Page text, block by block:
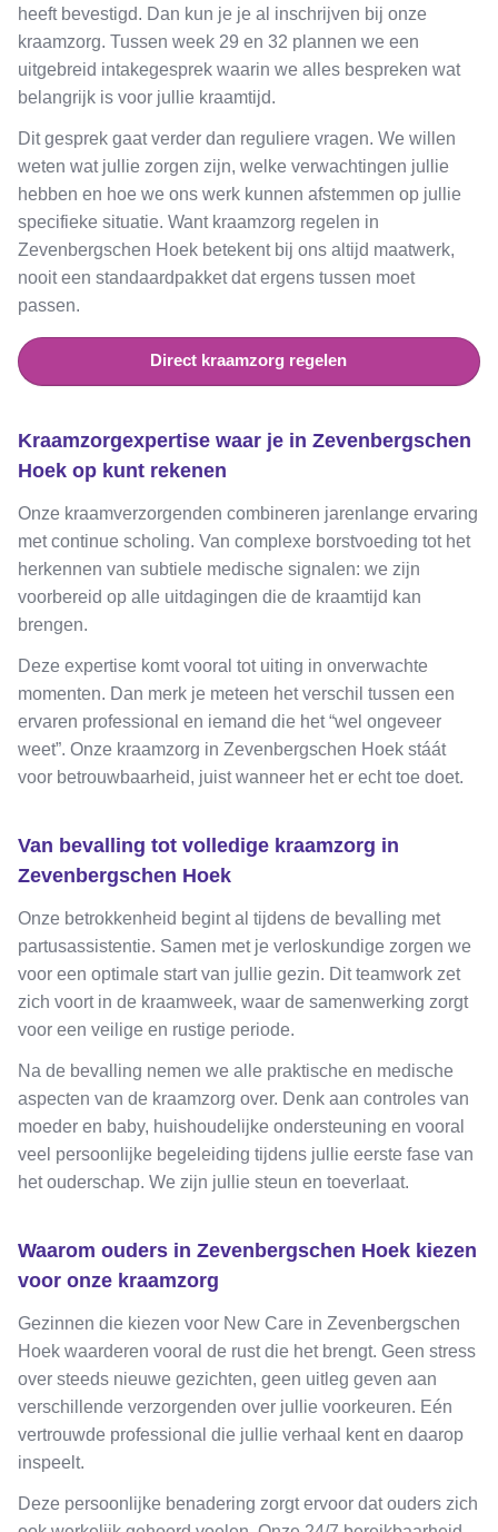
heeft bevestigd. Dan kun je je al inschrijven bij onze
kraamzorg. Tussen week 29 en 32 plannen we een
uitgebreid intakegesprek waarin we alles bespreken wat
belangrijk is voor jullie kraamtijd.
Dit gesprek gaat verder dan reguliere vragen. We willen
weten wat jullie zorgen zijn, welke verwachtingen jullie
hebben en hoe we ons werk kunnen afstemmen op jullie
specifieke situatie. Want kraamzorg regelen in
Zevenbergschen Hoek betekent bij ons altijd maatwerk,
nooit een standaardpakket dat ergens tussen moet
passen.
Direct kraamzorg regelen
Kraamzorgexpertise waar je in Zevenbergschen
Hoek op kunt rekenen
Onze kraamverzorgenden combineren jarenlange ervaring
met continue scholing. Van complexe borstvoeding tot het
herkennen van subtiele medische signalen: we zijn
voorbereid op alle uitdagingen die de kraamtijd kan
brengen.
Deze expertise komt vooral tot uiting in onverwachte
momenten. Dan merk je meteen het verschil tussen een
ervaren professional en iemand die het “wel ongeveer
weet”. Onze kraamzorg in Zevenbergschen Hoek stáát
voor betrouwbaarheid, juist wanneer het er echt toe doet.
Van bevalling tot volledige kraamzorg in
Zevenbergschen Hoek
Onze betrokkenheid begint al tijdens de bevalling met
partusassistentie. Samen met je verloskundige zorgen we
voor een optimale start van jullie gezin. Dit teamwork zet
zich voort in de kraamweek, waar de samenwerking zorgt
voor een veilige en rustige periode.
Na de bevalling nemen we alle praktische en medische
aspecten van de kraamzorg over. Denk aan controles van
moeder en baby, huishoudelijke ondersteuning en vooral
veel persoonlijke begeleiding tijdens jullie eerste fase van
het ouderschap. We zijn jullie steun en toeverlaat.
Waarom ouders in Zevenbergschen Hoek kiezen
voor onze kraamzorg
Gezinnen die kiezen voor New Care in Zevenbergschen
Hoek waarderen vooral de rust die het brengt. Geen stress
over steeds nieuwe gezichten, geen uitleg geven aan
verschillende verzorgenden over jullie voorkeuren. Eén
vertrouwde professional die jullie verhaal kent en daarop
inspeelt.
Deze persoonlijke benadering zorgt ervoor dat ouders zich